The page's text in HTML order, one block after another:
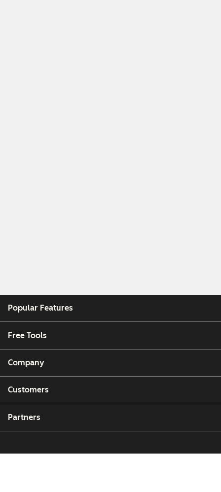
Popular Features
Free Tools
Company
Customers
Partners